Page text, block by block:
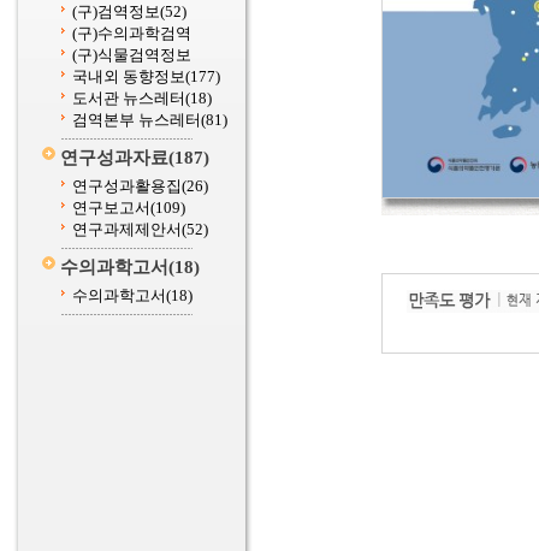
(구)검역정보(52)
(구)수의과학검역
(구)식물검역정보
국내외 동향정보(177)
도서관 뉴스레터(18)
검역본부 뉴스레터(81)
연구성과자료(187)
연구성과활용집(26)
연구보고서(109)
연구과제제안서(52)
수의과학고서(18)
수의과학고서(18)